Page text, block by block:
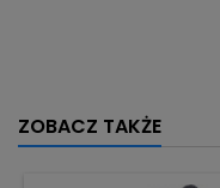
ZOBACZ TAKŻE